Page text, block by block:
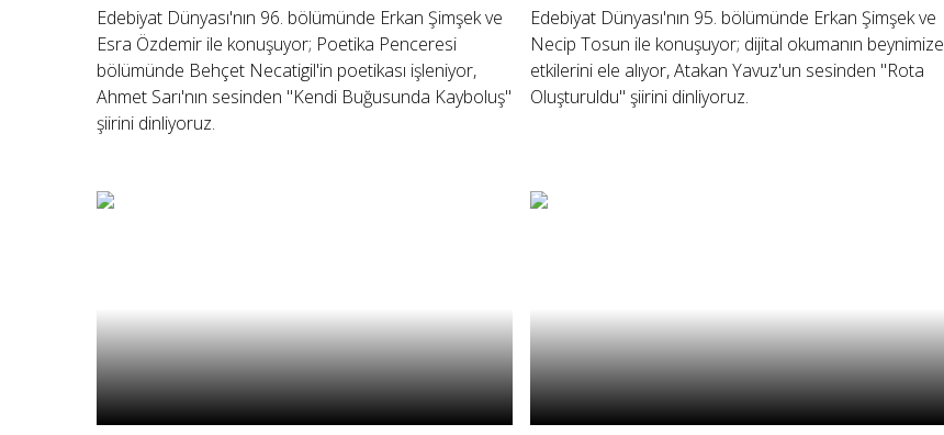
Edebiyat Dünyası'nın 96. bölümünde Erkan Şimşek ve
Esra Özdemir ile konuşuyor; Poetika Penceresi
bölümünde Behçet Necatigil'in poetikası işleniyor,
Ahmet Sarı'nın sesinden "Kendi Buğusunda Kayboluş"
şiirini dinliyoruz.
Edebiyat Dünyası'nın 95. bölümünde Erkan Şimşek ve
Necip Tosun ile konuşuyor; dijital okumanın beynimize
etkilerini ele alıyor, Atakan Yavuz'un sesinden "Rota
Oluşturuldu" şiirini dinliyoruz.